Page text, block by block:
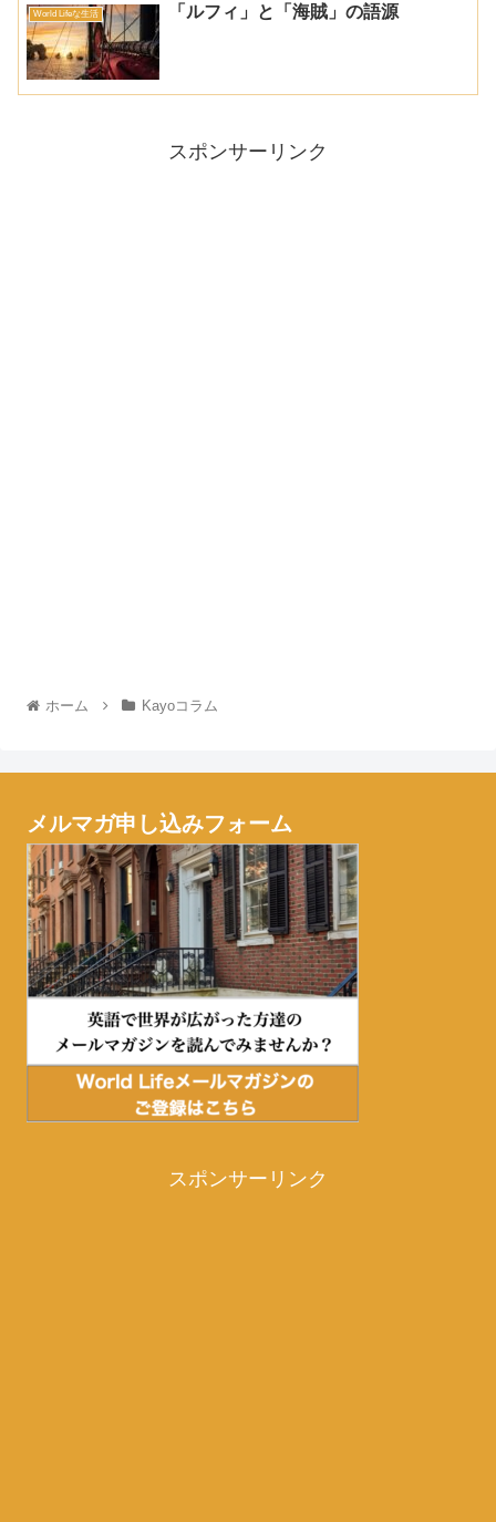
World Lifeな生活 「ルフィ」と「海賊」の語源
スポンサーリンク
ホーム Kayoコラム
メルマガ申し込みフォーム
スポンサーリンク